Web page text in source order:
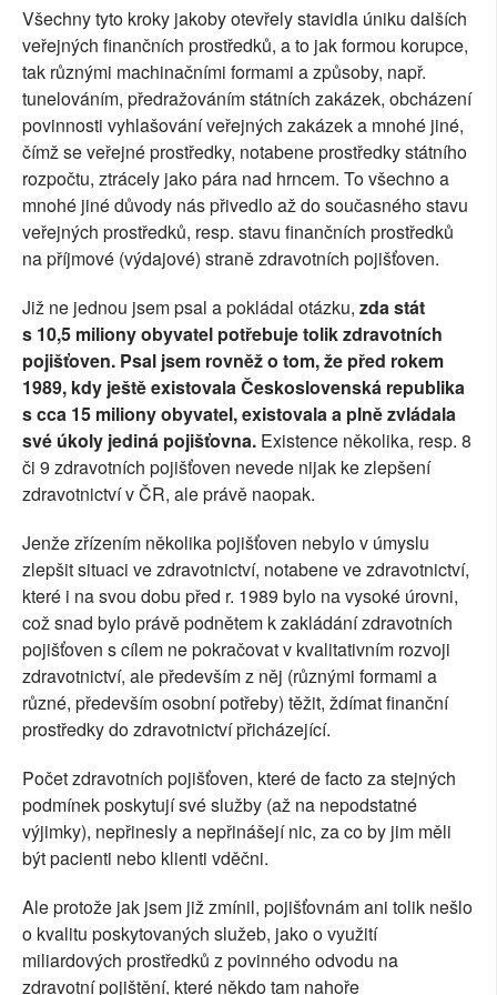
Všechny tyto kroky jakoby otevřely stavidla úniku dalších
veřejných finančních prostředků, a to jak formou korupce,
tak různými machinačními formami a způsoby, např.
tunelováním, předražováním státních zakázek, obcházení
povinnosti vyhlašování veřejných zakázek a mnohé jiné,
čímž se veřejné prostředky, notabene prostředky státního
rozpočtu, ztrácely jako pára nad hrncem. To všechno a
mnohé jiné důvody nás přivedlo až do současného stavu
veřejných prostředků, resp. stavu finančních prostředků
na příjmové (výdajové) straně zdravotních pojišťoven.
Již ne jednou jsem psal a pokládal otázku, zda stát
s 10,5 miliony obyvatel potřebuje tolik zdravotních
pojišťoven. Psal jsem rovněž o tom, že před rokem
1989, kdy ještě existovala Československá republika
s cca 15 miliony obyvatel, existovala a plně zvládala
své úkoly jediná pojišťovna. Existence několika, resp. 8
či 9 zdravotních pojišťoven nevede nijak ke zlepšení
zdravotnictví v ČR, ale právě naopak.
Jenže zřízením několika pojišťoven nebylo v úmyslu
zlepšit situaci ve zdravotnictví, notabene ve zdravotnictví,
které i na svou dobu před r. 1989 bylo na vysoké úrovni,
což snad bylo právě podnětem k zakládání zdravotních
pojišťoven s cílem ne pokračovat v kvalitativním rozvoji
zdravotnictví, ale především z něj (různými formami a
různé, především osobní potřeby) těžit, ždímat finanční
prostředky do zdravotnictví přicházející.
Počet zdravotních pojišťoven, které de facto za stejných
podmínek poskytují své služby (až na nepodstatné
výjimky), nepřinesly a nepřinášejí nic, za co by jim měli
být pacienti nebo klienti vděčni.
Ale protože jak jsem již zmínil, pojišťovnám ani tolik nešlo
o kvalitu poskytovaných služeb, jako o využití
miliardových prostředků z povinného odvodu na
zdravotní pojištění, které někdo tam nahoře